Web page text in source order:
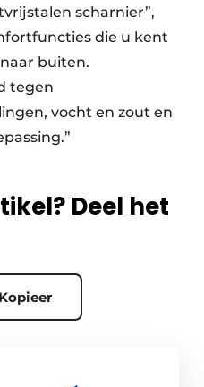
scharnier”,
die u kent
buiten.
tegen
vocht en zout en
Deel het
Kopieer